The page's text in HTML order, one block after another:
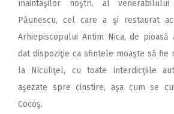
înaintaşilor noştri, al venerabilului
Păunescu, cel care a şi restaurat
Arhiepiscopului Antim Nica, de
dat dispoziţie ca sfintele moaşte să fie
la Niculiţel, cu toate interdicţiile
aşezate spre cinstire, aşa cum se
Cocoş.